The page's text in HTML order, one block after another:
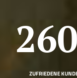
370
ZUFRIEDENE